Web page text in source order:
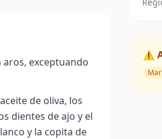
exceptuando
de oliva, los
dientes de ajo y el
y la copita de
⚠️